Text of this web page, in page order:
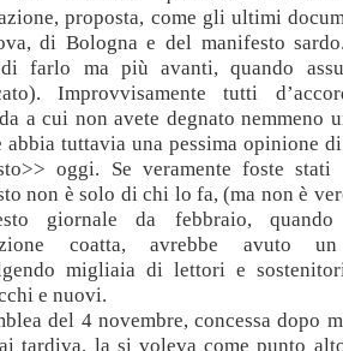
proposta, come gli ultimi
di Bologna e del manifesto
farlo ma più avanti, quando
Improvvisamente tutti
a cui non avete degnato nemmeno
abbia tuttavia una pessima opinione
oggi. Se veramente foste
non è solo di chi lo fa, (ma non è
giornale da febbraio,
coatta, avrebbe avuto
migliaia di lettori e
e nuovi.
del 4 novembre, concessa dopo
tardiva, la si voleva come punto